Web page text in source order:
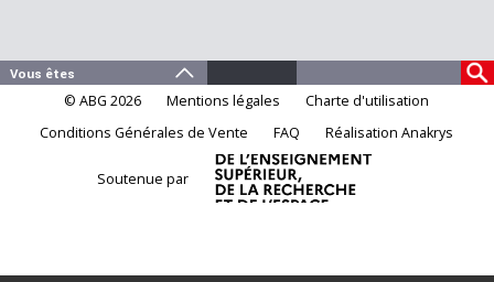
© ABG 2026 Mentions légales
Charte d'utilisation
Conditions Générales de Vente
FAQ Réalisation Anakrys
Soutenue par